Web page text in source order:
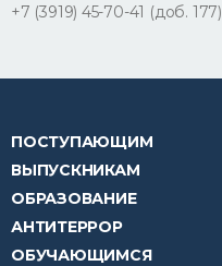
+7 (3919) 45-70-41 (доб. 177)
ПОСТУПАЮЩИМ
ВЫПУСКНИКАМ
ОБРАЗОВАНИЕ
АНТИТЕРРОР
ОБУЧАЮЩИМСЯ